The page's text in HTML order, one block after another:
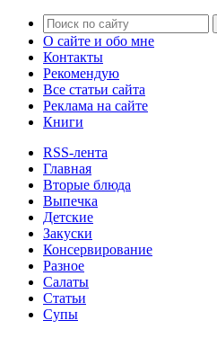
О сайте и обо мне
Контакты
Рекомендую
Все статьи сайта
Реклама на сайте
Книги
RSS-лента
Главная
Вторые блюда
Выпечка
Детские
Закуски
Консервирование
Разное
Салаты
Статьи
Супы